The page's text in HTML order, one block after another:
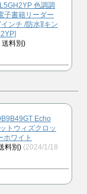
色調調
子書籍リーダー
ンチ /防水][キン
料別)
Echo
トウィズクロッ
ホワイト
料別) (2024/1/18